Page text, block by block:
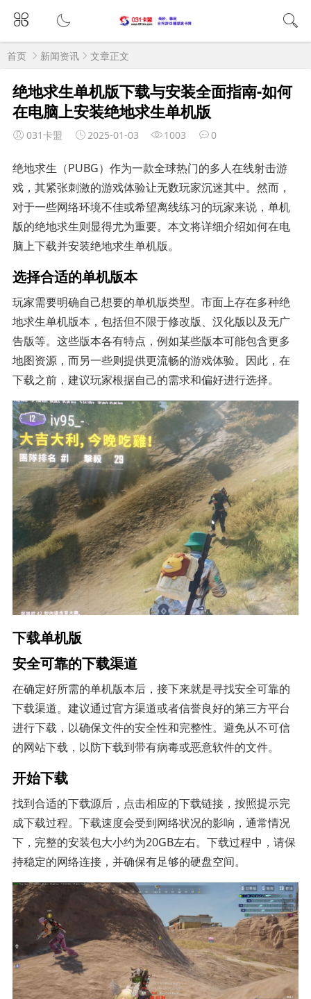
首页 新闻资讯 文章正文
绝地求生单机版下载与安装全面指南-如何
在电脑上安装绝地求生单机版
031卡盟 2025-01-03 1003 0
绝地求生（PUBG）作为一款全球热门的多人在线射击游
戏，其紧张刺激的游戏体验让无数玩家沉迷其中。然而，
对于一些网络环境不佳或希望离线练习的玩家来说，单机
版的绝地求生则显得尤为重要。本文将详细介绍如何在电
脑上下载并安装绝地求生单机版。
选择合适的单机版本
玩家需要明确自己想要的单机版类型。市面上存在多种绝
地求生单机版本，包括但不限于修改版、汉化版以及无广
告版等。这些版本各有特点，例如某些版本可能包含更多
地图资源，而另一些则提供更流畅的游戏体验。因此，在
下载之前，建议玩家根据自己的需求和偏好进行选择。
下载单机版
安全可靠的下载渠道
在确定好所需的单机版本后，接下来就是寻找安全可靠的
下载渠道。建议通过官方渠道或者信誉良好的第三方平台
进行下载，以确保文件的安全性和完整性。避免从不可信
的网站下载，以防下载到带有病毒或恶意软件的文件。
开始下载
找到合适的下载源后，点击相应的下载链接，按照提示完
成下载过程。下载速度会受到网络状况的影响，通常情况
下，完整的安装包大小约为20GB左右。下载过程中，请保
持稳定的网络连接，并确保有足够的硬盘空间。